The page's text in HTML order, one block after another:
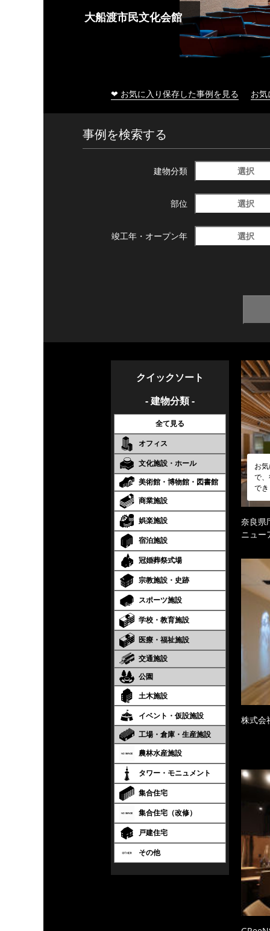
大船渡市民文化会館
❤ お気に入り保存した事例を見る お
事例を検索する
建物分類 選択
部位 選択
竣工年・ オープン年 選択
クイックソート
- 建物分類 -
全て見る
オフィス
文化施設・ホール
美術館・博物館・図書館
商業施設
娯楽施設
宿泊施設
冠婚葬祭式場
宗教施設・史跡
スポーツ施設
学校・教育施設
医療・福祉施設
交通施設
公園
土木施設
イベント・仮設施設
工場・倉庫・生産施設
農林水産施設
タワー・モニュメント
集合住宅
集合住宅（改修）
戸建住宅
その他
お
で
で
奈良
ニュー
株式会